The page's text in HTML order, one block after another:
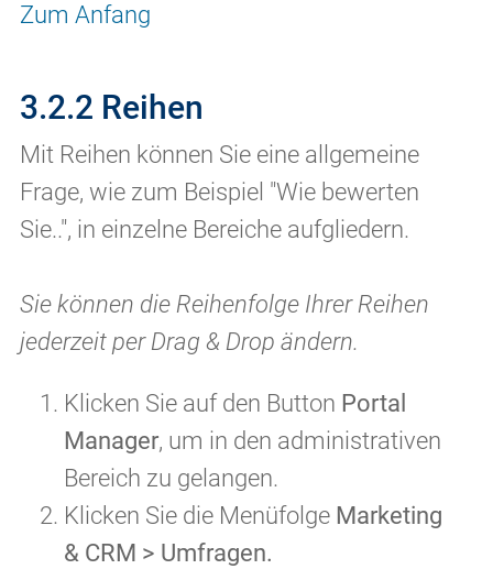
Zum Anfang
3.2.2 Reihen
Mit Reihen können Sie eine allgemeine
Frage, wie zum Beispiel "Wie bewerten
Sie..", in einzelne Bereiche aufgliedern.
Sie können die Reihenfolge Ihrer Reihen
jederzeit per Drag & Drop ändern.
Klicken Sie auf den Button Portal
Manager, um in den administrativen
Bereich zu gelangen.
Klicken Sie die Menüfolge Marketing
& CRM > Umfragen.